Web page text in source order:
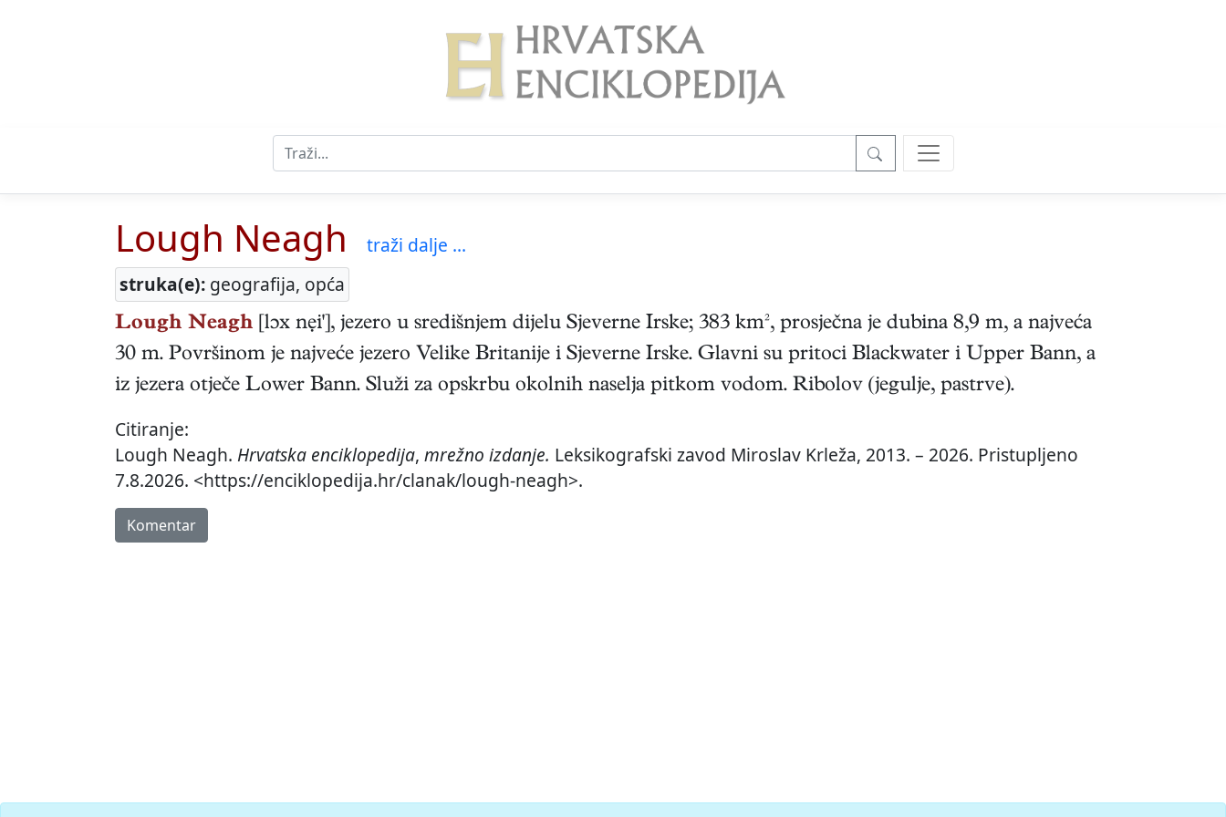
Lough Neagh
traži dalje ...
struka(e): geografija, opća
Lough Neagh [lɔx nẹi'], jezero u središnjem dijelu Sjeverne Irske; 383 km², prosječna je dubina 8,9 m, a najveća
30 m. Površinom je najveće jezero Velike Britanije i Sjeverne Irske. Glavni su pritoci Blackwater i Upper Bann, a
iz jezera otječe Lower Bann. Služi za opskrbu okolnih naselja pitkom vodom. Ribolov (jegulje, pastrve).
Citiranje:
Lough Neagh. Hrvatska enciklopedija, mrežno izdanje. Leksikografski zavod Miroslav Krleža, 2013. – 2026. Pristupljeno
7.8.2026. <https://enciklopedija.hr/clanak/lough-neagh>.
Komentar